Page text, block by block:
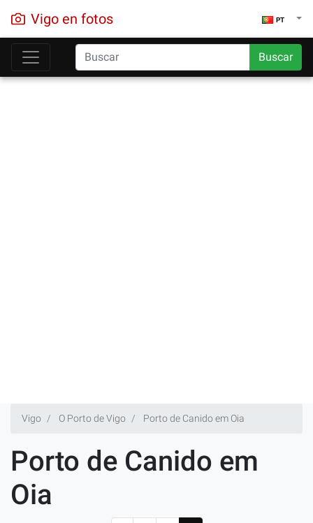
Vigo en fotos PT
Buscar
Vigo O Porto de Vigo Porto de Canido em Oia
Porto de Canido em
Oia